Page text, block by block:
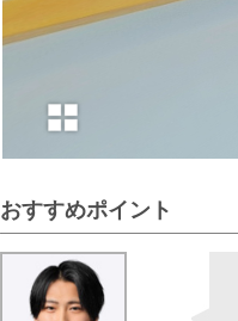
おすすめポイント